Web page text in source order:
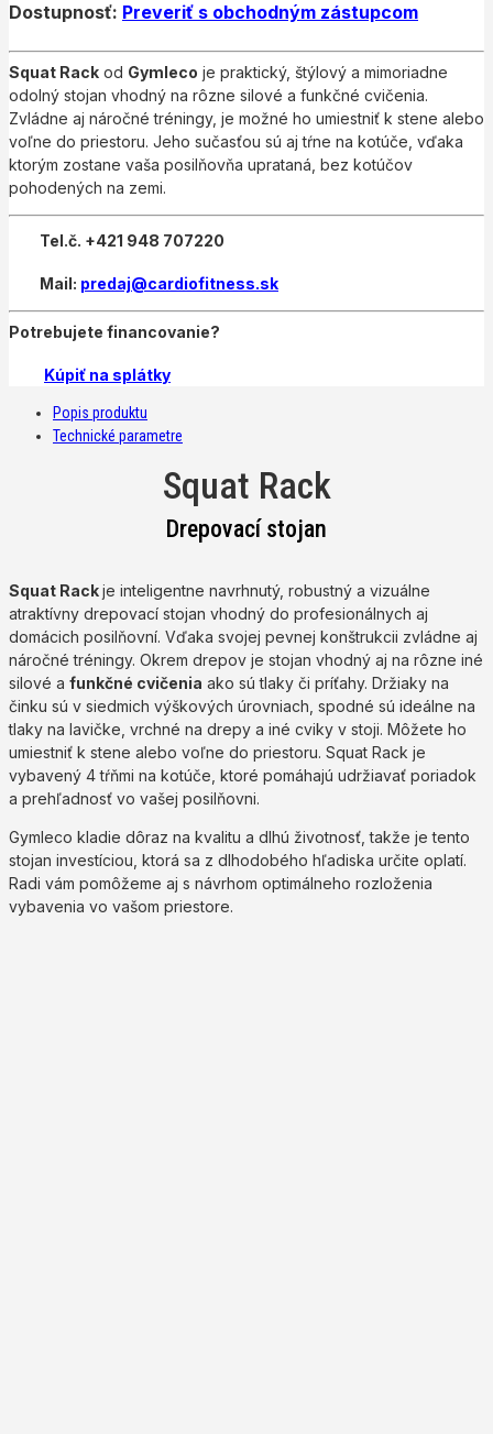
Dostupnosť: Preveriť s obchodným zástupcom
Squat Rack od Gymleco je praktický, štýlový a mimoriadne
odolný stojan vhodný na rôzne silové a funkčné cvičenia.
Zvládne aj náročné tréningy, je možné ho umiestniť k stene alebo
voľne do priestoru. Jeho sučasťou sú aj tŕne na kotúče, vďaka
ktorým zostane vaša posilňovňa uprataná, bez kotúčov
pohodených na zemi.
Tel.č. +421 948 707220
Mail: predaj@cardiofitness.sk
Potrebujete financovanie?
Kúpiť na splátky
Popis produktu
Technické parametre
Squat Rack
Drepovací stojan
Squat Rackje inteligentne navrhnutý, robustný a vizuálne
atraktívny drepovací stojan vhodný do profesionálnych aj
domácich posilňovní. Vďaka svojej pevnej konštrukcii zvládne aj
náročné tréningy. Okrem drepov je stojan vhodný aj na rôzne iné
silové a funkčné cvičenia ako sú tlaky či príťahy. Držiaky na
činku sú v siedmich výškových úrovniach, spodné sú ideálne na
tlaky na lavičke, vrchné na drepy a iné cviky v stoji. Môžete ho
umiestniť k stene alebo voľne do priestoru. Squat Rack je
vybavený 4 tŕňmi na kotúče, ktoré pomáhajú udržiavať poriadok
a prehľadnosť vo vašej posilňovni.
Gymleco kladie dôraz na kvalitu a dlhú životnosť, takže je tento
stojan investíciou, ktorá sa z dlhodobého hľadiska určite oplatí.
Radi vám pomôžeme aj s návrhom optimálneho rozloženia
vybavenia vo vašom priestore.